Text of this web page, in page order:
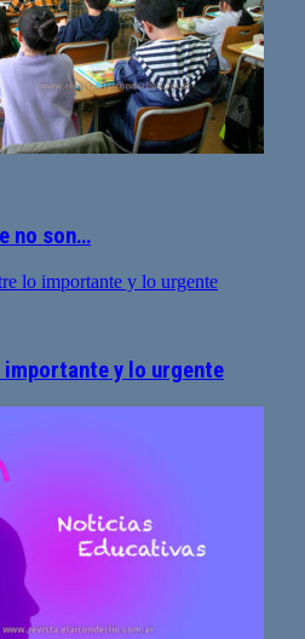
no son…
y lo urgente